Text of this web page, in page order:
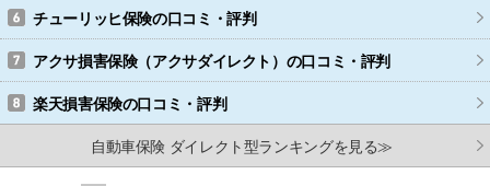
チューリッヒ保険の口コミ・評判
アクサ損害保険（アクサダイレクト） の口コミ・評判
楽天損害保険の口コミ・評判
自動車保険 ダイレクト型ランキングを見る≫